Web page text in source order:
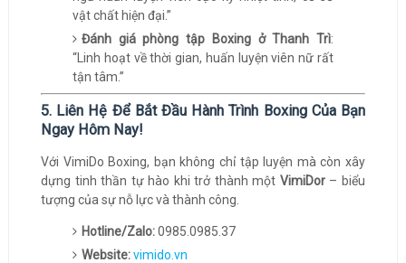
vật chất hiện đại.”
Đánh giá phòng tập Boxing ở Thanh Trì:
“Linh hoạt về thời gian, huấn luyện viên nữ rất
tận tâm.”
5. Liên Hệ Để Bắt Đầu Hành Trình Boxing Của Bạn
Ngay Hôm Nay!
Với VimiDo Boxing, bạn không chỉ tập luyện mà còn xây
dựng tinh thần tự hào khi trở thành một VimiDor– biểu
tượng của sự nỗ lực và thành công.
Hotline/Zalo:0985.0985.37
Website:vimido.vn